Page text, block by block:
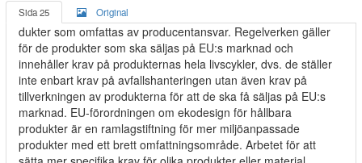
Sida 25 Original
dukter som omfattas av producentansvar. Regelverken gäller
för de produkter som ska säljas på EU:s marknad och
innehåller krav på produkternas hela livscykler, dvs. de ställer
inte enbart krav på avfallshanteringen utan även krav på
tillverkningen av produkterna för att de ska få säljas på EU:s
marknad. EU-förordningen om ekodesign för hållbara
produkter är en ramlagstiftning för mer miljöanpassade
produkter med ett brett omfattningsområde. Arbetet för att